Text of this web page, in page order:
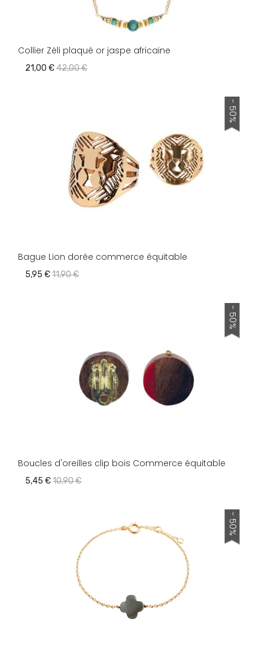
Collier Zéli plaqué or jaspe africaine
21,00 €42,00 €
- 50%
Bague Lion dorée commerce équitable
5,95 €11,90 €
- 50%
Boucles d'oreilles clip bois Commerce équitable
5,45 €10,90 €
- 50%